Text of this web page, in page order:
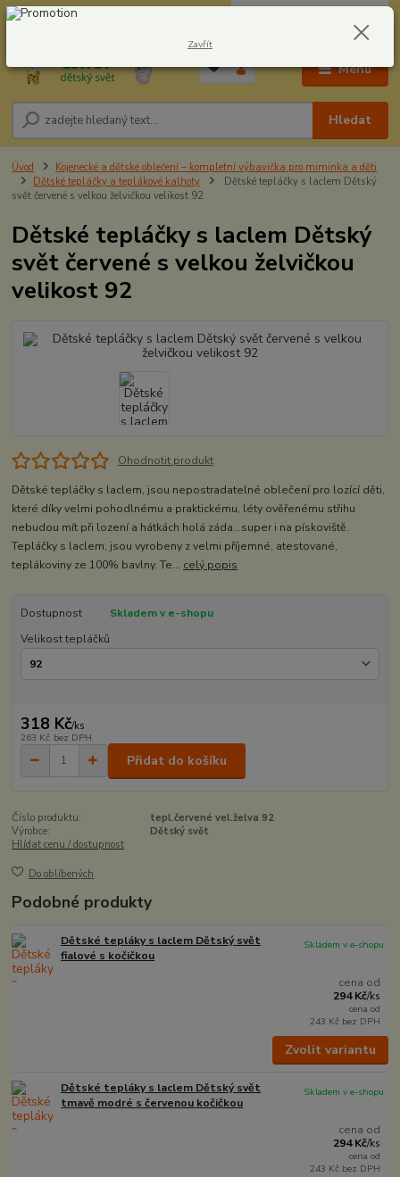
Menu
Hledat
604278943 0,00 Kč
Úvod
Kojenecké a dětské oblečení – kompletní výbavička pro miminka a děti
Dětské tepláčky a teplákové kalhoty
Dětské tepláčky s laclem Dětský
svět červené s velkou želvičkou velikost 92
Dětské tepláčky s laclem Dětský
svět červené s velkou želvičkou
velikost 92
Ohodnotit produkt
Dětské tepláčky s laclem, jsou nepostradatelné oblečení pro lozící děti,
které díky velmi pohodlnému a praktickému, léty ověřenému střihu
nebudou mít při lození a hátkách holá záda...super i na pískoviště.
Tepláčky s laclem, jsou vyrobeny z velmi příjemné, atestované,
teplákoviny ze 100% bavlny. Te... celý popis
Dostupnost
Skladem v e-shopu
Velikost tepláčků
318 Kč/ks
263 Kč bez DPH
Přidat do košíku
Číslo produktu:
tepl.červené vel.želva 92
Výrobce:
Dětský svět
Hlídat cenu / dostupnost
Do oblíbených
Podobné produkty
Dětské tepláky s laclem Dětský svět
fialové s kočičkou
cena od
294 Kč/ks
cena od
243 Kč bez DPH
Skladem v e-shopu
Zvolit variantu
Dětské tepláky s laclem Dětský svět
tmavě modré s červenou kočičkou
cena od
294 Kč/ks
cena od
243 Kč bez DPH
Skladem v e-shopu
Zavřít